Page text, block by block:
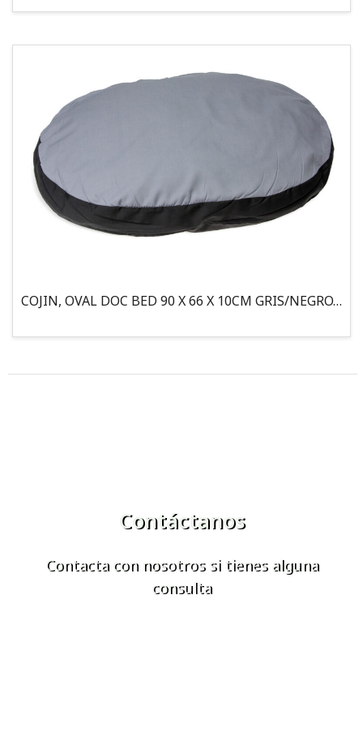
COJIN, OVAL DOC BED 90 X 66 X 10CM GRIS/NEGRO, 95°
Contáctanos
Contacta con nosotros si tienes alguna
consulta